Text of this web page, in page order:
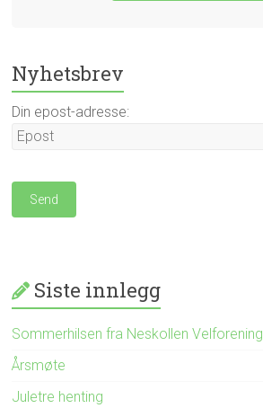
Nyhetsbrev
Din epost-adresse:
Siste innlegg
Sommerhilsen fra Neskollen Velforening
Årsmøte
Juletre henting